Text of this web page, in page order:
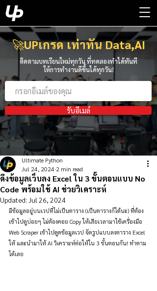
🚀UPเกรด เท่าทัน Data,AI
ติดตามบทเรียนใหม่ทุกวัน ที่ทดลองทำได้ทันที
ให้การทำงานดีขึ้นได้ทุกวัน!
รับอีเมล์
ดึงข้อมูลเว็บลง Excel ใน 3 ขั้นตอนแบบ No
Code พร้อมใช้ AI ช่วยวิเคราะห์
Ultimate Python
Jul 24, 2024 2 min read
Updated: Jul 26, 2024
มีข้อมูลอยู่บนเวปที่ไม่เป็นตาราง (เป็นตารางก็ได้นะ) ที่ต้อง
เข้าไปดูบ่อยๆ ไม่ต้องคอย Copy ให้เสียเวลามาใช้เครื่องมือ
Web Scraper เข้าไปดูดข้อมูลเวป จัดรูปแบบลงตาราง Excel
ให้ และนำมาให้ AI วิเคราะห์ต่อให้ใน 3 ขั้นตอนกัน! ทำตาม
ได้เลย